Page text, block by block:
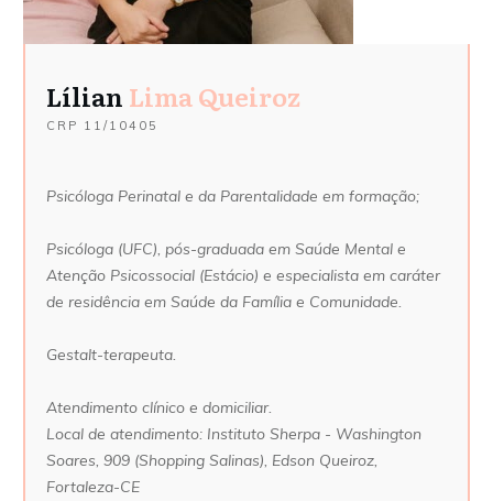
Lílian Lima Queiroz
CRP 11/10405
Psicóloga Perinatal e da Parentalidade em formação;
Psicóloga (UFC), pós-graduada em Saúde Mental e
Atenção Psicossocial (Estácio) e especialista em caráter
de residência em Saúde da Família e Comunidade.
Gestalt-terapeuta.
Atendimento clínico e domiciliar.
Local de atendimento: Instituto Sherpa - Washington
Soares, 909 (Shopping Salinas), Edson Queiroz,
Fortaleza-CE